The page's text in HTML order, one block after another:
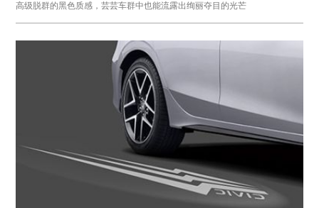
高级脱群的黑色质感，芸芸车群中也能流露出绚丽夺目的光芒